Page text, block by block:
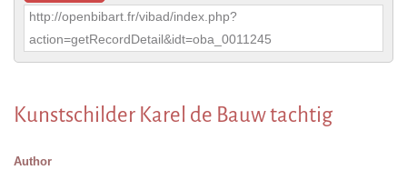
http://openbibart.fr/vibad/index.php?
action=getRecordDetail&idt=oba_0011245
Kunstschilder Karel de Bauw tachtig
Author